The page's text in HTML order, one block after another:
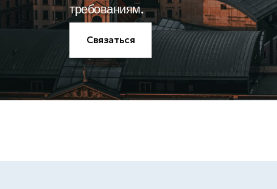
требованиям.
Связаться